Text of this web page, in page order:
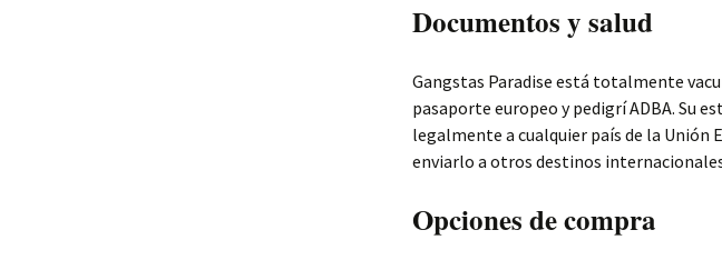
Documentos y salud
Gangstas Paradise está totalmente
pasaporte europeo y pedigrí ADBA. Su
legalmente a cualquier país de la Unión
enviarlo a otros destinos
Opciones de compra